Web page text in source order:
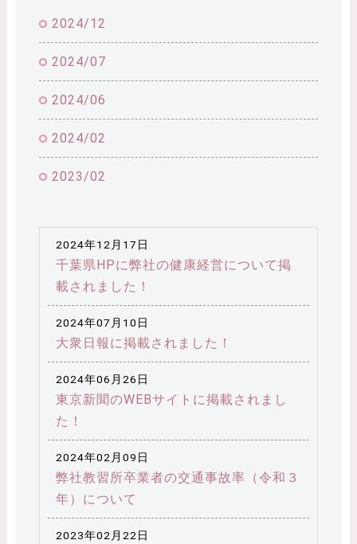
2024/12
2024/07
2024/06
2024/02
2023/02
2024年12月17日
千葉県HPに弊社の健康経営について掲
載されました！
2024年07月10日
大衆日報に掲載されました！
2024年06月26日
東京新聞のWEBサイトに掲載されまし
た！
2024年02月09日
弊社教習所卒業者の交通事故率（令和３
年）について
2023年02月22日